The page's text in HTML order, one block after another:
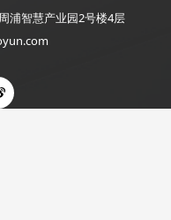
浦智慧产业园2号楼4层